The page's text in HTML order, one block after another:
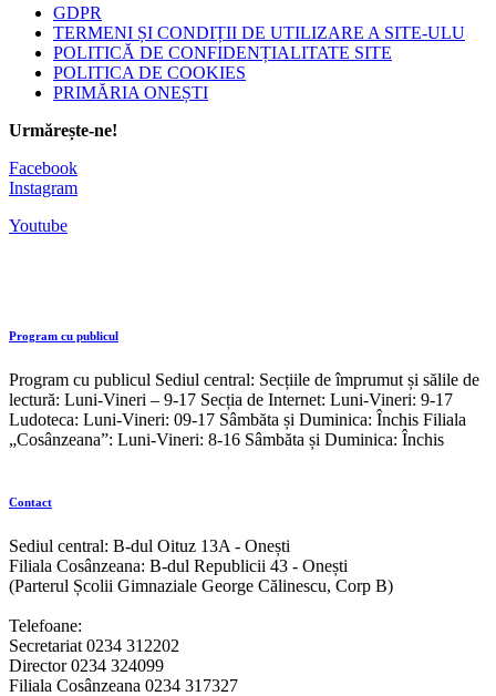
GDPR
TERMENI ȘI CONDIȚII DE UTILIZARE A SITE-ULU
POLITICĂ DE CONFIDENȚIALITATE SITE
POLITICA DE COOKIES
PRIMĂRIA ONEȘTI
Urmărește-ne!
Facebook
Instagram
Youtube
Program cu publicul
Program cu publicul Sediul central: Secțiile de împrumut și sălile de
lectură: Luni-Vineri – 9-17 Secția de Internet: Luni-Vineri: 9-17
Ludoteca: Luni-Vineri: 09-17 Sâmbăta și Duminica: Închis Filiala
„Cosânzeana”: Luni-Vineri: 8-16 Sâmbăta și Duminica: Închis
Contact
Sediul central: B-dul Oituz 13A - Onești
Filiala Cosânzeana: B-dul Republicii 43 - Onești
(Parterul Școlii Gimnaziale George Călinescu, Corp B)
Telefoane:
Secretariat 0234 312202
Director 0234 324099
Filiala Cosânzeana 0234 317327